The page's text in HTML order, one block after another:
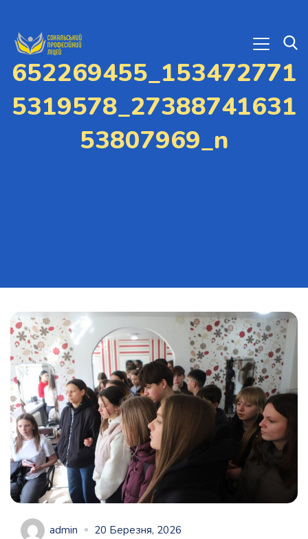
652269455_153472771
5319578_27388741631
53807969_n
admin 20 Березня, 2026